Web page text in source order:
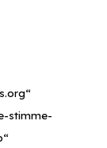
stimme-